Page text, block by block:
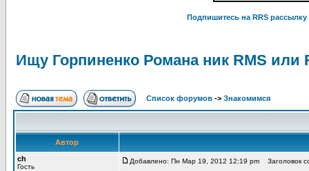
Подпишитесь на RRS
Ищу Горпиненко Романа ник RMS или
Список форумов -> Знакомимся
Автор
ch
Гость
Добавлено: Пн Мар 19, 2012 12:19 pm Заголовок